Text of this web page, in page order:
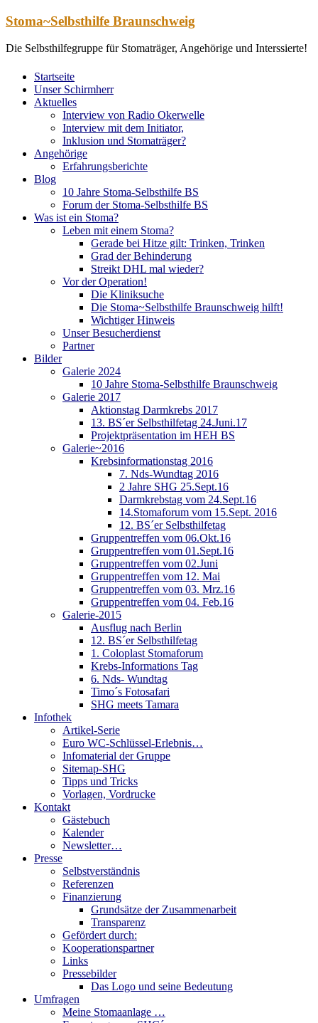
Zum
springen
Stoma~Selbsthilfe Braunschweig
Die Selbsthilfegruppe für Stomaträger, Angehörige und Interssierte!
Startseite
Unser Schirmherr
Aktuelles
Interview von Radio Okerwelle
Interview mit dem Initiator,
Inklusion und Stomaträger?
Angehörige
Erfahrungsberichte
Blog
10 Jahre Stoma-Selbsthilfe BS
Forum der Stoma-Selbsthilfe BS
Was ist ein Stoma?
Leben mit einem Stoma?
Gerade bei Hitze gilt: Trinken, Trinken
Grad der Behinderung
Streikt DHL mal wieder?
Vor der Operation!
Die Kliniksuche
Die Stoma~Selbsthilfe Braunschweig hilft!
Wichtiger Hinweis
Unser Besucherdienst
Partner
Bilder
Galerie 2024
10 Jahre Stoma-Selbsthilfe Braunschweig
Galerie 2017
Aktionstag Darmkrebs 2017
13. BS´er Selbsthilfetag 24.Juni.17
Projektpräsentation im HEH BS
Galerie~2016
Krebsinformationstag 2016
7. Nds-Wundtag 2016
2 Jahre SHG 25.Sept.16
Darmkrebstag vom 24.Sept.16
14.Stomaforum vom 15.Sept. 2016
12. BS´er Selbsthilfetag
Gruppentreffen vom 06.Okt.16
Gruppentreffen vom 01.Sept.16
Gruppentreffen vom 02.Juni
Gruppentreffen vom 12. Mai
Gruppentreffen vom 03. Mrz.16
Gruppentreffen vom 04. Feb.16
Galerie-2015
Ausflug nach Berlin
12. BS´er Selbsthilfetag
1. Coloplast Stomaforum
Krebs-Informations Tag
6. Nds- Wundtag
Timo´s Fotosafari
SHG meets Tamara
Infothek
Artikel-Serie
Euro WC-Schlüssel-Erlebnis…
Infomaterial der Gruppe
Sitemap-SHG
Tipps und Tricks
Vorlagen, Vordrucke
Kontakt
Gästebuch
Kalender
Newsletter…
Presse
Selbstverständnis
Referenzen
Finanzierung
Grundsätze der Zusammenarbeit
Transparenz
Gefördert durch:
Kooperationspartner
Links
Pressebilder
Das Logo und seine Bedeutung
Umfragen
Meine Stomaanlage …